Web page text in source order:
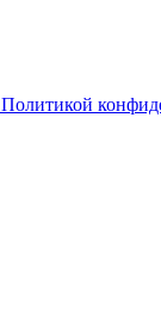
Политикой